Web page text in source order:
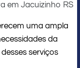
em Jacuizinho RS
uma ampla
da
serviços